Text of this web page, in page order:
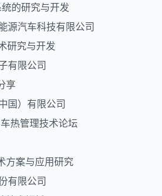
的研究与开发
源汽车科技有限公司
研究与开发
有限公司
享
国）有限公司
热管理技术论坛
方案与应用研究
有限公司